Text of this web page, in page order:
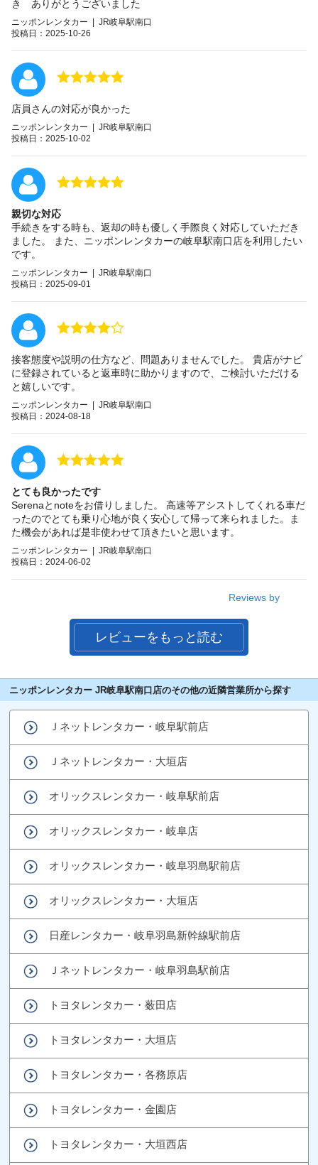
き ありがとうございました
ニッポンレンタカー | JR岐阜駅南口
投稿日：2025-10-26
店員さんの対応が良かった
ニッポンレンタカー | JR岐阜駅南口
投稿日：2025-10-02
親切な対応
手続きをする時も、返却の時も優しく手際良く対応していただき
ました。 また、ニッポンレンタカーの岐阜駅南口店を利用したい
です。
ニッポンレンタカー | JR岐阜駅南口
投稿日：2025-09-01
接客態度や説明の仕方など、問題ありませんでした。 貴店がナビ
に登録されていると返車時に助かりますので、ご検討いただける
と嬉しいです。
ニッポンレンタカー | JR岐阜駅南口
投稿日：2024-08-18
とても良かったです
Serenaとnoteをお借りしました。 高速等アシストしてくれる車だ
ったのでとても乗り心地が良く安心して帰って来られました。ま
た機会があれば是非使わせて頂きたいと思います。
ニッポンレンタカー | JR岐阜駅南口
投稿日：2024-06-02
Reviews by
レビューをもっと読む
ニッポンレンタカー JR岐阜駅南口店のその他の近隣営業所から探す
Ｊネットレンタカー・岐阜駅前店
Ｊネットレンタカー・大垣店
オリックスレンタカー・岐阜駅前店
オリックスレンタカー・岐阜店
オリックスレンタカー・岐阜羽島駅前店
オリックスレンタカー・大垣店
日産レンタカー・岐阜羽島新幹線駅前店
Ｊネットレンタカー・岐阜羽島駅前店
トヨタレンタカー・薮田店
トヨタレンタカー・大垣店
トヨタレンタカー・各務原店
トヨタレンタカー・金園店
トヨタレンタカー・大垣西店